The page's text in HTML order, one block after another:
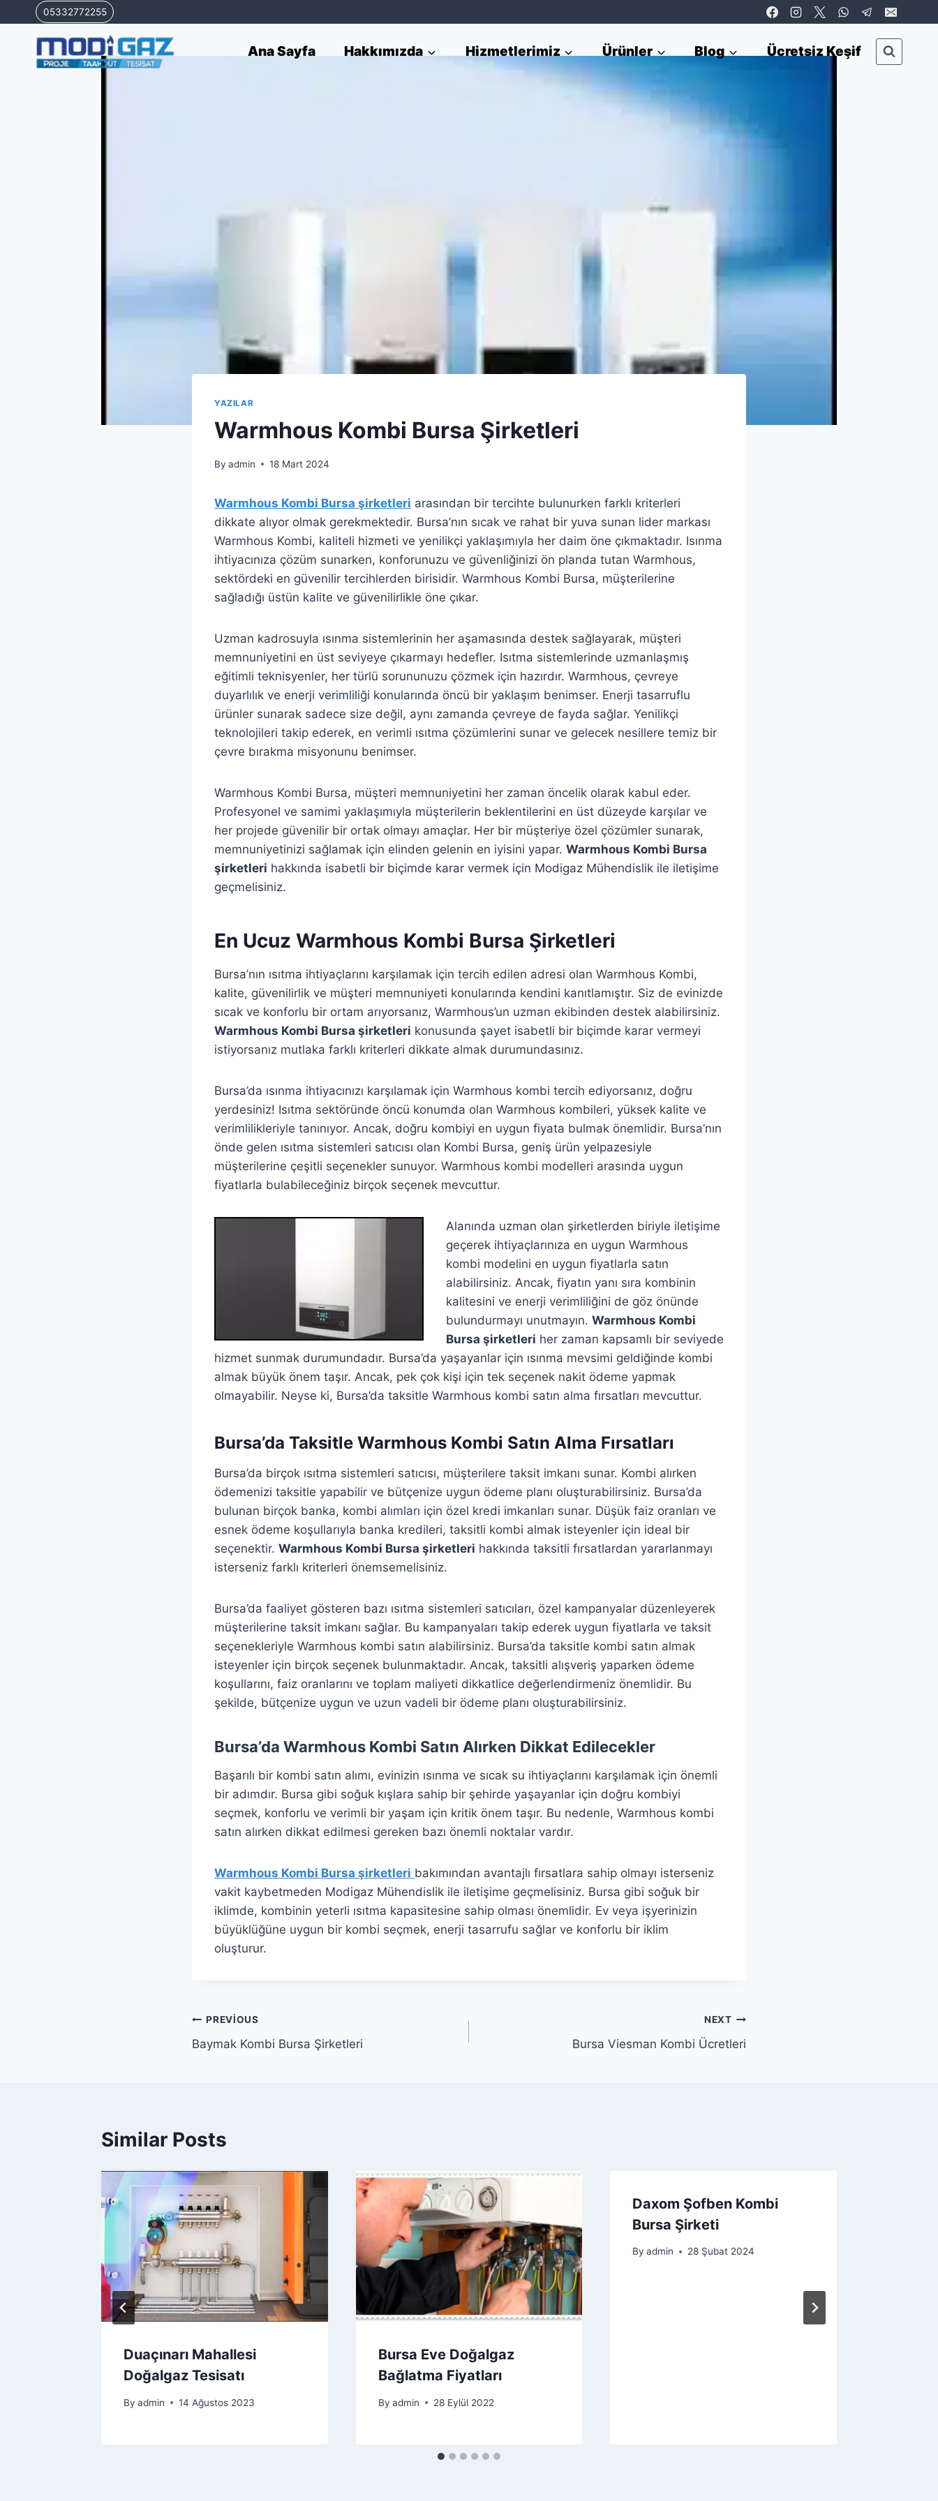
to
content
05332772255
Ana Sayfa Hakkımızda Hizmetlerimiz Ürünler Blog Ücretsiz Keşif
YAZILAR
Warmhous Kombi Bursa Şirketleri
By admin 18 Mart 2024
Warmhous Kombi Bursa şirketleri arasından bir tercihte bulunurken farklı kriterleri
dikkate alıyor olmak gerekmektedir. Bursa’nın sıcak ve rahat bir yuva sunan lider markası
Warmhous Kombi, kaliteli hizmeti ve yenilikçi yaklaşımıyla her daim öne çıkmaktadır. Isınma
ihtiyacınıza çözüm sunarken, konforunuzu ve güvenliğinizi ön planda tutan Warmhous,
sektördeki en güvenilir tercihlerden birisidir. Warmhous Kombi Bursa, müşterilerine
sağladığı üstün kalite ve güvenilirlikle öne çıkar.
Uzman kadrosuyla ısınma sistemlerinin her aşamasında destek sağlayarak, müşteri
memnuniyetini en üst seviyeye çıkarmayı hedefler. Isıtma sistemlerinde uzmanlaşmış
eğitimli teknisyenler, her türlü sorununuzu çözmek için hazırdır. Warmhous, çevreye
duyarlılık ve enerji verimliliği konularında öncü bir yaklaşım benimser. Enerji tasarruflu
ürünler sunarak sadece size değil, aynı zamanda çevreye de fayda sağlar. Yenilikçi
teknolojileri takip ederek, en verimli ısıtma çözümlerini sunar ve gelecek nesillere temiz bir
çevre bırakma misyonunu benimser.
Warmhous Kombi Bursa, müşteri memnuniyetini her zaman öncelik olarak kabul eder.
Profesyonel ve samimi yaklaşımıyla müşterilerin beklentilerini en üst düzeyde karşılar ve
her projede güvenilir bir ortak olmayı amaçlar. Her bir müşteriye özel çözümler sunarak,
memnuniyetinizi sağlamak için elinden gelenin en iyisini yapar. Warmhous Kombi Bursa
şirketleri hakkında isabetli bir biçimde karar vermek için Modigaz Mühendislik ile iletişime
geçmelisiniz.
En Ucuz Warmhous Kombi Bursa Şirketleri
Bursa’nın ısıtma ihtiyaçlarını karşılamak için tercih edilen adresi olan Warmhous Kombi,
kalite, güvenilirlik ve müşteri memnuniyeti konularında kendini kanıtlamıştır. Siz de evinizde
sıcak ve konforlu bir ortam arıyorsanız, Warmhous’un uzman ekibinden destek alabilirsiniz.
Warmhous Kombi Bursa şirketleri konusunda şayet isabetli bir biçimde karar vermeyi
istiyorsanız mutlaka farklı kriterleri dikkate almak durumundasınız.
Bursa’da ısınma ihtiyacınızı karşılamak için Warmhous kombi tercih ediyorsanız, doğru
yerdesiniz! Isıtma sektöründe öncü konumda olan Warmhous kombileri, yüksek kalite ve
verimlilikleriyle tanınıyor. Ancak, doğru kombiyi en uygun fiyata bulmak önemlidir. Bursa’nın
önde gelen ısıtma sistemleri satıcısı olan Kombi Bursa, geniş ürün yelpazesiyle
müşterilerine çeşitli seçenekler sunuyor. Warmhous kombi modelleri arasında uygun
fiyatlarla bulabileceğiniz birçok seçenek mevcuttur.
Alanında uzman olan şirketlerden biriyle iletişime
geçerek ihtiyaçlarınıza en uygun Warmhous
kombi modelini en uygun fiyatlarla satın
alabilirsiniz. Ancak, fiyatın yanı sıra kombinin
kalitesini ve enerji verimliliğini de göz önünde
bulundurmayı unutmayın. Warmhous Kombi
Bursa şirketleri her zaman kapsamlı bir seviyede
hizmet sunmak durumundadır. Bursa’da yaşayanlar için ısınma mevsimi geldiğinde kombi
almak büyük önem taşır. Ancak, pek çok kişi için tek seçenek nakit ödeme yapmak
olmayabilir. Neyse ki, Bursa’da taksitle Warmhous kombi satın alma fırsatları mevcuttur.
Bursa’da Taksitle Warmhous Kombi Satın Alma Fırsatları
Bursa’da birçok ısıtma sistemleri satıcısı, müşterilere taksit imkanı sunar. Kombi alırken
ödemenizi taksitle yapabilir ve bütçenize uygun ödeme planı oluşturabilirsiniz. Bursa’da
bulunan birçok banka, kombi alımları için özel kredi imkanları sunar. Düşük faiz oranları ve
esnek ödeme koşullarıyla banka kredileri, taksitli kombi almak isteyenler için ideal bir
seçenektir. Warmhous Kombi Bursa şirketleri hakkında taksitli fırsatlardan yararlanmayı
isterseniz farklı kriterleri önemsemelisiniz.
Bursa’da faaliyet gösteren bazı ısıtma sistemleri satıcıları, özel kampanyalar düzenleyerek
müşterilerine taksit imkanı sağlar. Bu kampanyaları takip ederek uygun fiyatlarla ve taksit
seçenekleriyle Warmhous kombi satın alabilirsiniz. Bursa’da taksitle kombi satın almak
isteyenler için birçok seçenek bulunmaktadır. Ancak, taksitli alışveriş yaparken ödeme
koşullarını, faiz oranlarını ve toplam maliyeti dikkatlice değerlendirmeniz önemlidir. Bu
şekilde, bütçenize uygun ve uzun vadeli bir ödeme planı oluşturabilirsiniz.
Bursa’da Warmhous Kombi Satın Alırken Dikkat Edilecekler
Başarılı bir kombi satın alımı, evinizin ısınma ve sıcak su ihtiyaçlarını karşılamak için önemli
bir adımdır. Bursa gibi soğuk kışlara sahip bir şehirde yaşayanlar için doğru kombiyi
seçmek, konforlu ve verimli bir yaşam için kritik önem taşır. Bu nedenle, Warmhous kombi
satın alırken dikkat edilmesi gereken bazı önemli noktalar vardır.
Warmhous Kombi Bursa şirketleri bakımından avantajlı fırsatlara sahip olmayı isterseniz
vakit kaybetmeden Modigaz Mühendislik ile iletişime geçmelisiniz. Bursa gibi soğuk bir
iklimde, kombinin yeterli ısıtma kapasitesine sahip olması önemlidir. Ev veya işyerinizin
büyüklüğüne uygun bir kombi seçmek, enerji tasarrufu sağlar ve konforlu bir iklim
oluşturur.
Yazı
gezinmesi
PREVIOUS
Baymak Kombi Bursa Şirketleri
NEXT
Bursa Viesman Kombi Ücretleri
Similar Posts
Duaçınarı Mahallesi
Doğalgaz Tesisatı
By admin 14 Ağustos 2023
Bursa Eve Doğalgaz
Bağlatma Fiyatları
By admin 28 Eylül 2022
Daxom Şofben Kombi
Bursa Şirketi
By admin 28 Şubat 2024